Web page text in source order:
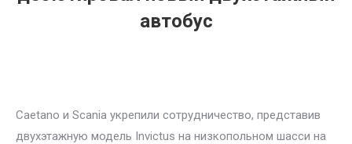
автобус
Caetano и Scania укрепили сотрудничество, представив
двухэтажную модель Invictus на низкопольном шасси на